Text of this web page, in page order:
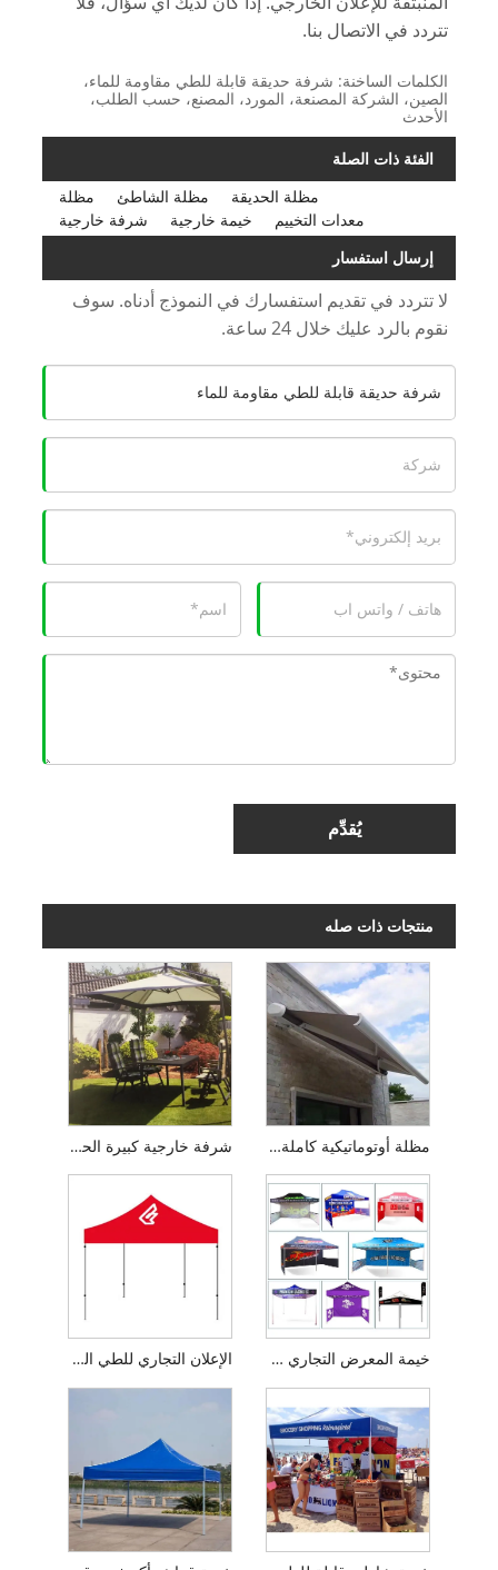
تتردد في الاتصال بنا.
الكلمات الساخنة: شرفة حديقة قابلة للطي مقاومة للماء،
الصين، الشركة المصنعة، المورد، المصنع، حسب الطلب،
الأحدث
الفئة ذات الصلة
مظلة
مظلة الشاطئ
مظلة الحديقة
شرفة خارجية
خيمة خارجية
معدات التخييم
إرسال استفسار
لا تتردد في تقديم استفسارك في النموذج أدناه. سوف
نقوم بالرد عليك خلال 24 ساعة.
يُقدِّم
منتجات ذات صله
شرفة خارجية كبيرة الحجم مظلة أوتوماتيكية كاملة قابلة للسحب
الإعلان التجاري للطي المظلة خيمة المعرض التجاري 3x3 المظلة